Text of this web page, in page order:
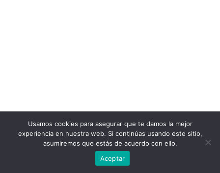
Usamos cookies para asegurar que te damos la mejor
experiencia en nuestra web. Si continúas usando este sitio,
asumiremos que estás de acuerdo con ello.
Aceptar